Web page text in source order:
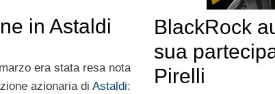
in Astaldi
era stata resa nota
azionaria di Astaldi:
BlackRock
sua
Pirelli